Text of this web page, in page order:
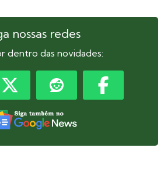
nossas redes
dentro das novidades: